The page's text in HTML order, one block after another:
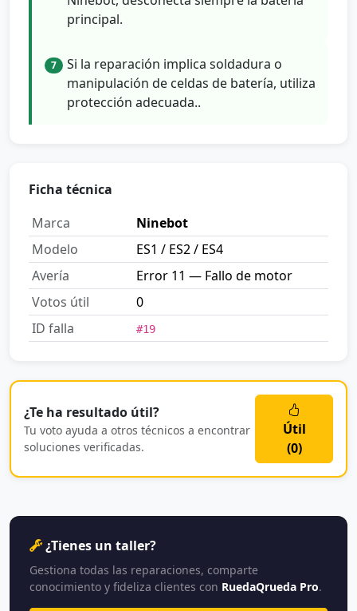
principal.
7
Si la reparación implica soldadura o
manipulación de celdas de batería, utiliza
protección adecuada..
Ficha técnica
Marca
Ninebot
Modelo
ES1 / ES2 / ES4
Avería
Error 11 — Fallo de motor
Votos útil
0
ID falla
#19
¿Te ha resultado útil?
Tu voto ayuda a otros técnicos a encontrar
soluciones verificadas.
Útil
(0)
¿Tienes un taller?
Gestiona todas las reparaciones, comparte
conocimiento y fideliza clientes con RuedaQrueda Pro.